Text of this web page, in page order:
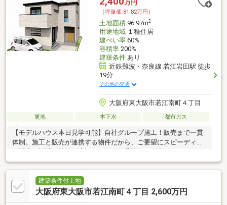
万円
（坪単価:81.82万円）
土地面積96.97m2
用途地域１種住居
建ぺい率60%
容積率200%
建築条件あり
近鉄難波・奈良線 若江岩田駅 徒歩
19分
その他の交通
大阪府東大阪市若江南町４丁目
更地 本下水 都市ガス
【モデルハウス本日見学可能】自社グループ施工！販売まで一貫
体制。施工と販売が連携する物件だから、ご要望にスピーディー
建築条件付土地
大阪府東大阪市若江南町４丁目 2,600万円